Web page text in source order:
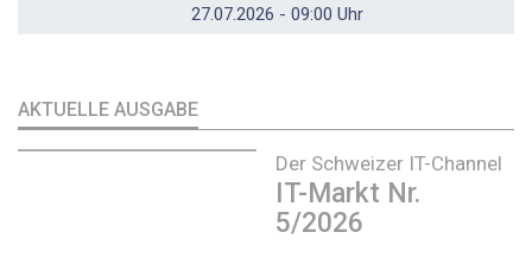
27.07.2026 - 09:00 Uhr
AKTUELLE AUSGABE
Der Schweizer IT-Channel
IT-Markt Nr.
5/2026